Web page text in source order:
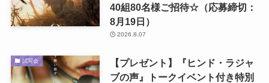
40組80名様ご招待☆（応募締切：
8月19日）
2026.8.07
試写会
【プレゼント】『ヒンド・ラジャ
ブの声』トークイベント付き特別